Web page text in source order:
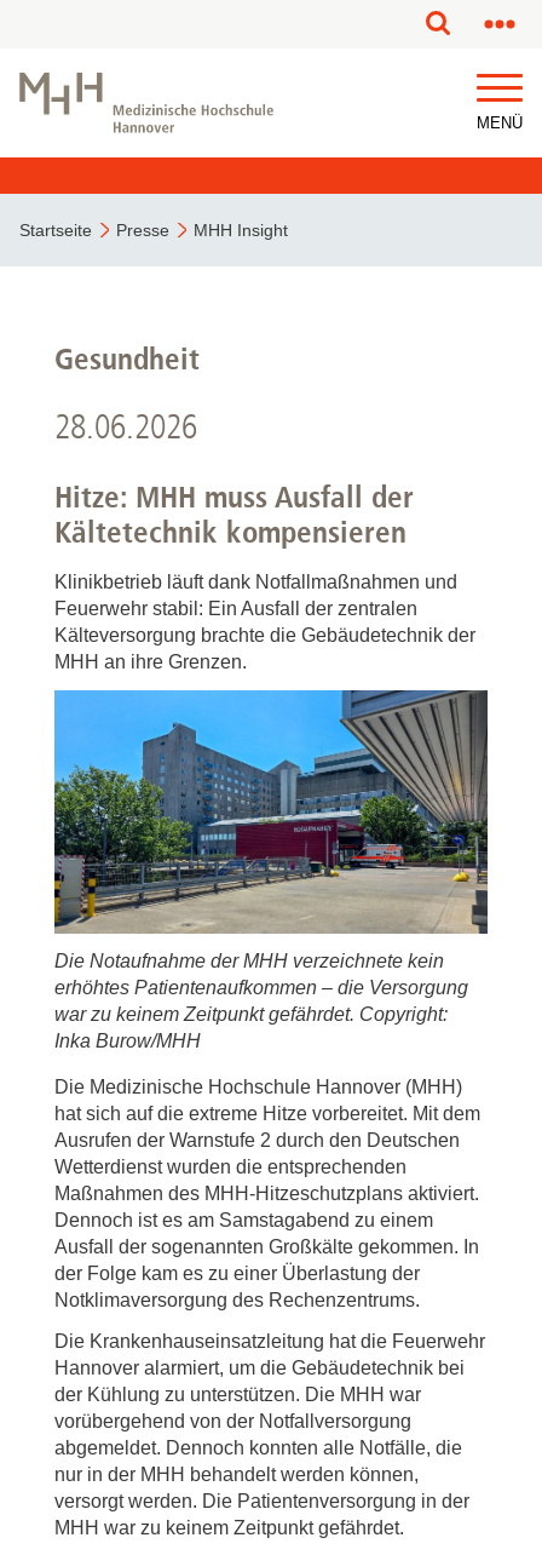
MENÜ
Startseite Presse MHH Insight
Gesundheit
28.06.2026
Hitze: MHH muss Ausfall der
Kältetechnik kompensieren
Klinikbetrieb läuft dank Notfallmaßnahmen und
Feuerwehr stabil: Ein Ausfall der zentralen
Kälteversorgung brachte die Gebäudetechnik der
MHH an ihre Grenzen.
Die Notaufnahme der MHH verzeichnete kein
erhöhtes Patientenaufkommen – die Versorgung
war zu keinem Zeitpunkt gefährdet. Copyright:
Inka Burow/MHH
Die Medizinische Hochschule Hannover (MHH)
hat sich auf die extreme Hitze vorbereitet. Mit dem
Ausrufen der Warnstufe 2 durch den Deutschen
Wetterdienst wurden die entsprechenden
Maßnahmen des MHH-Hitzeschutzplans aktiviert.
Dennoch ist es am Samstagabend zu einem
Ausfall der sogenannten Großkälte gekommen. In
der Folge kam es zu einer Überlastung der
Notklimaversorgung des Rechenzentrums.
Die Krankenhauseinsatzleitung hat die Feuerwehr
Hannover alarmiert, um die Gebäudetechnik bei
der Kühlung zu unterstützen. Die MHH war
vorübergehend von der Notfallversorgung
abgemeldet. Dennoch konnten alle Notfälle, die
nur in der MHH behandelt werden können,
versorgt werden. Die Patientenversorgung in der
MHH war zu keinem Zeitpunkt gefährdet.